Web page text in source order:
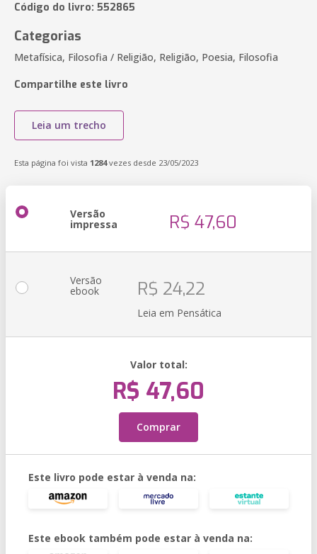
Código do livro: 552865
Categorias
Metafísica, Filosofia / Religião, Religião, Poesia, Filosofia
Compartilhe este livro
Leia um trecho
Esta página foi vista 1284vezes desde 23/05/2023
Versão
impressa R$ 47,60
Versão
ebook R$ 24,22
Leia em Pensática
Valor total:
R$ 47,60
Comprar
Este livro pode estar à venda na:
Este ebook também pode estar à venda na: